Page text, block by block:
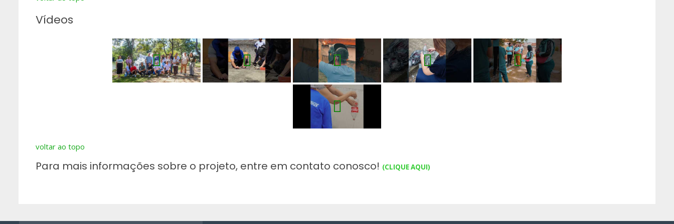
Vídeos
voltar ao topo
Para mais informações sobre o projeto, entre em contato conosco! (CLIQUE AQUI)